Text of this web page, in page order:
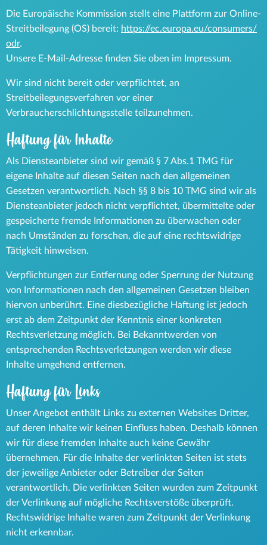
Die Europäische Kommission stellt eine Plattform zur Online-
Streitbeilegung (OS) bereit: https://ec.europa.eu/consumers/
odr.
Unsere E-Mail-Adresse finden Sie oben im Impressum.
Wir sind nicht bereit oder verpflichtet, an
Streitbeilegungsverfahren vor einer
Verbraucherschlichtungsstelle teilzunehmen.
Haftung für Inhalte
Als Diensteanbieter sind wir gemäß § 7 Abs.1 TMG für
eigene Inhalte auf diesen Seiten nach den allgemeinen
Gesetzen verantwortlich. Nach §§ 8 bis 10 TMG sind wir als
Diensteanbieter jedoch nicht verpflichtet, übermittelte oder
gespeicherte fremde Informationen zu überwachen oder
nach Umständen zu forschen, die auf eine rechtswidrige
Tätigkeit hinweisen.
Verpflichtungen zur Entfernung oder Sperrung der Nutzung
von Informationen nach den allgemeinen Gesetzen bleiben
hiervon unberührt. Eine diesbezügliche Haftung ist jedoch
erst ab dem Zeitpunkt der Kenntnis einer konkreten
Rechtsverletzung möglich. Bei Bekanntwerden von
entsprechenden Rechtsverletzungen werden wir diese
Inhalte umgehend entfernen.
Haftung für Links
Unser Angebot enthält Links zu externen Websites Dritter,
auf deren Inhalte wir keinen Einfluss haben. Deshalb können
wir für diese fremden Inhalte auch keine Gewähr
übernehmen. Für die Inhalte der verlinkten Seiten ist stets
der jeweilige Anbieter oder Betreiber der Seiten
verantwortlich. Die verlinkten Seiten wurden zum Zeitpunkt
der Verlinkung auf mögliche Rechtsverstöße überprüft.
Rechtswidrige Inhalte waren zum Zeitpunkt der Verlinkung
nicht erkennbar.